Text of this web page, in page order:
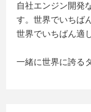
自社エンジン開発
す。世界でいちば
世界でいちばん適
一緒に世界に誇る